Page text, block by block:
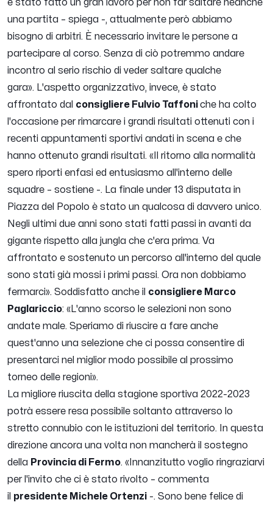
è stato fatto un gran lavoro per non far saltare neanche
una partita – spiega -, attualmente però abbiamo
bisogno di arbitri. È necessario invitare le persone a
partecipare al corso. Senza di ciò potremmo andare
incontro al serio rischio di veder saltare qualche
gara». L'aspetto organizzativo, invece, è stato
affrontato dal consigliere Fulvio Taffoniche ha colto
l'occasione per rimarcare i grandi risultati ottenuti con i
recenti appuntamenti sportivi andati in scena e che
hanno ottenuto grandi risultati. «Il ritorno alla normalità
spero riporti enfasi ed entusiasmo all'interno delle
squadre – sostiene -. La finale under 13 disputata in
Piazza del Popolo è stato un qualcosa di davvero unico.
Negli ultimi due anni sono stati fatti passi in avanti da
gigante rispetto alla jungla che c'era prima. Va
affrontato e sostenuto un percorso all'interno del quale
sono stati già mossi i primi passi. Ora non dobbiamo
fermarci». Soddisfatto anche il consigliere Marco
Paglariccio: «L'anno scorso le selezioni non sono
andate male. Speriamo di riuscire a fare anche
quest'anno una selezione che ci possa consentire di
presentarci nel miglior modo possibile al prossimo
torneo delle regioni».
La migliore riuscita della stagione sportiva 2022-2023
potrà essere resa possibile soltanto attraverso lo
stretto connubio con le istituzioni del territorio. In questa
direzione ancora una volta non mancherà il sostegno
della Provincia di Fermo. « Innanzitutto voglio ringraziarvi
per l'invito che ci è stato rivolto – commenta
il presidente Michele Ortenzi -. Sono bene felice di